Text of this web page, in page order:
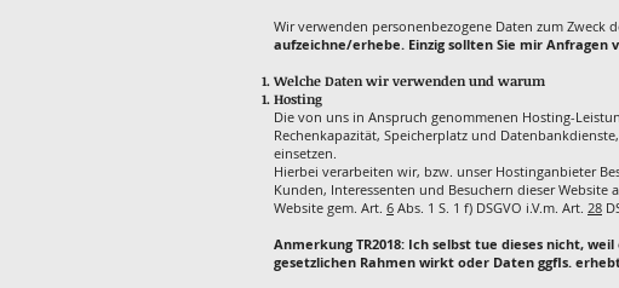
Wir verwenden personenbezogene Daten zum Zweck
aufzeichne/erhebe. Einzig sollten Sie mir
Welche Daten wir verwenden und warum
Hosting
Die von uns in Anspruch genommenen Hosting-
Rechenkapazität, Speicherplatz und
einsetzen.
Hierbei verarbeiten wir, bzw. unser Hostinganbieter
Kunden, Interessenten und Besuchern dieser
Website gem. Art. 6 Abs. 1 S. 1 f) DSGVO i.V.m. Art. 28
Anmerkung TR2018: Ich selbst tue dieses nicht,
gesetzlichen Rahmen wirkt oder Daten ggfls.